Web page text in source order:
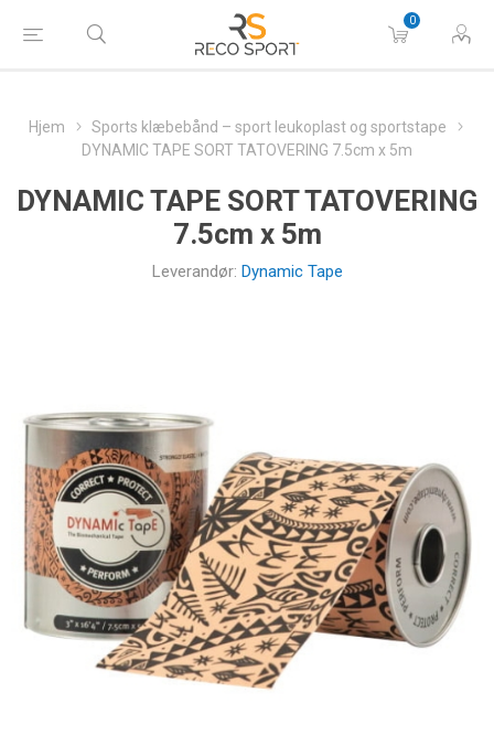
0
Hjem
Sports klæbebånd – sport leukoplast og sportstape
DYNAMIC TAPE SORT TATOVERING 7.5cm x 5m
DYNAMIC TAPE SORT TATOVERING
7.5cm x 5m
Leverandør: Dynamic Tape